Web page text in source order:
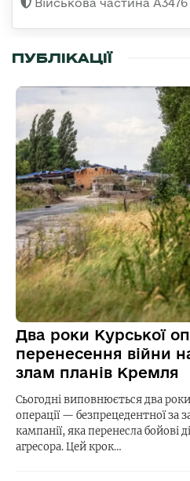
Військова частина А3476
ПУБЛІКАЦІЇ
Два роки Курської
перенесення війни
злам планів Кремля
Сьогодні виповнюється два
операції — безпрецедентної за
кампанії, яка перенесла бойові
агресора. Цей крок…